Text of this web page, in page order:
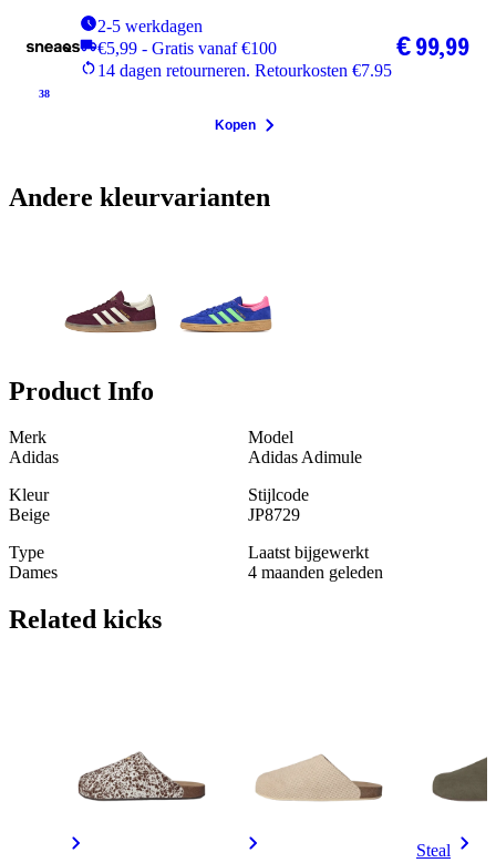
2-5 werkdagen
€5,99 - Gratis vanaf €100
14 dagen retourneren. Retourkosten €7.95
38
€ 99,99
Kopen
Andere kleurvarianten
Product Info
Merk
Adidas
Model
Adidas Adimule
Kleur
Beige
Stijlcode
JP8729
Type
Dames
Laatst bijgewerkt
4 maanden geleden
Related kicks
Steal